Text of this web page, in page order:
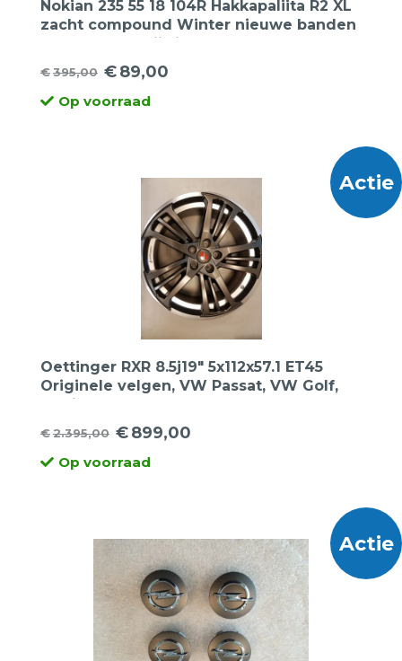
Nokian 235 55 18 104R Hakkapaliita R2 XL
zacht compound Winter nieuwe banden
Dot 2016 de prijs is per 2 stuks.
Opruiming!
€395,00
Oorspronkelijke
prijs
€89,00
Huidige
prijsOp voorraad
Actie
Oettinger RXR 8.5j19″ 5x112x57.1 ET45
Originele velgen, VW Passat, VW Golf,
Audi A3, Seat Leon, Skoda
€2.395,00
Oorspronkelijke
prijs
€899,00
Huidige
prijsOp voorraad
Actie